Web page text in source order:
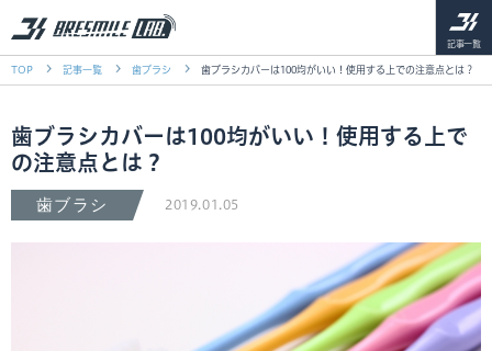
記事一覧
TOP 記事一覧 歯ブラシ 歯ブラシカバーは100均がいい！使用する上での注意点とは？
歯ブラシカバーは100均がいい！使用する上で
の注意点とは？
歯ブラシ 2019.01.05